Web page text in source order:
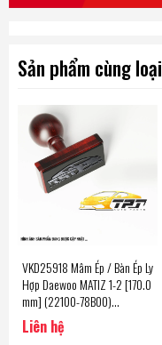
Sản phẩm cùng loại
VKD25918 Mâm Ép / Bàn Ép Ly
Hợp Daewoo MATIZ 1-2 [170.0
mm] (22100-78B00)
VKD17292 - DWC14 Hàng
Valeo PHC Korea
Liên hệ